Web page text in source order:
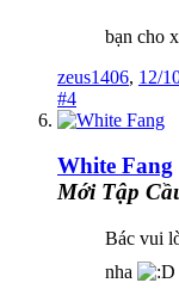
bạn cho
zeus1406, 12/
#4
White Fang
Mới Tập
Bác vui
nha